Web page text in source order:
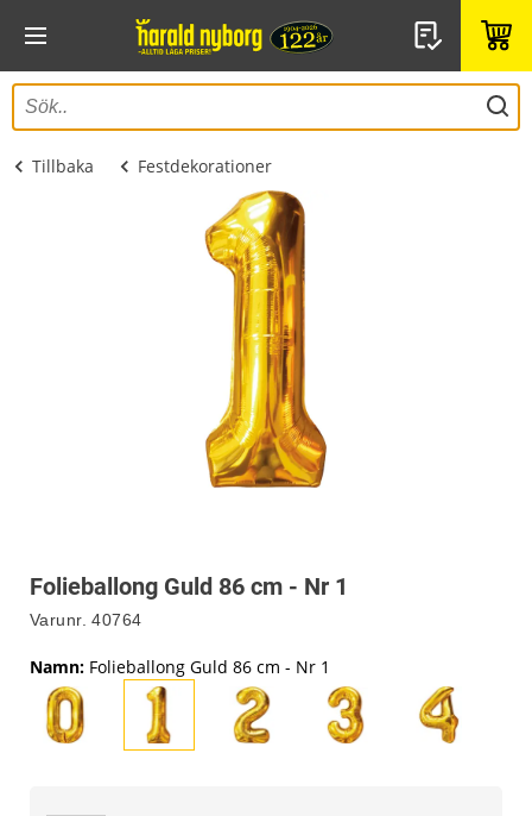
Tillbaka Festdekorationer
Folieballong Guld 86 cm - Nr 1
Varunr. 40764
Namn: Folieballong Guld 86 cm - Nr 1